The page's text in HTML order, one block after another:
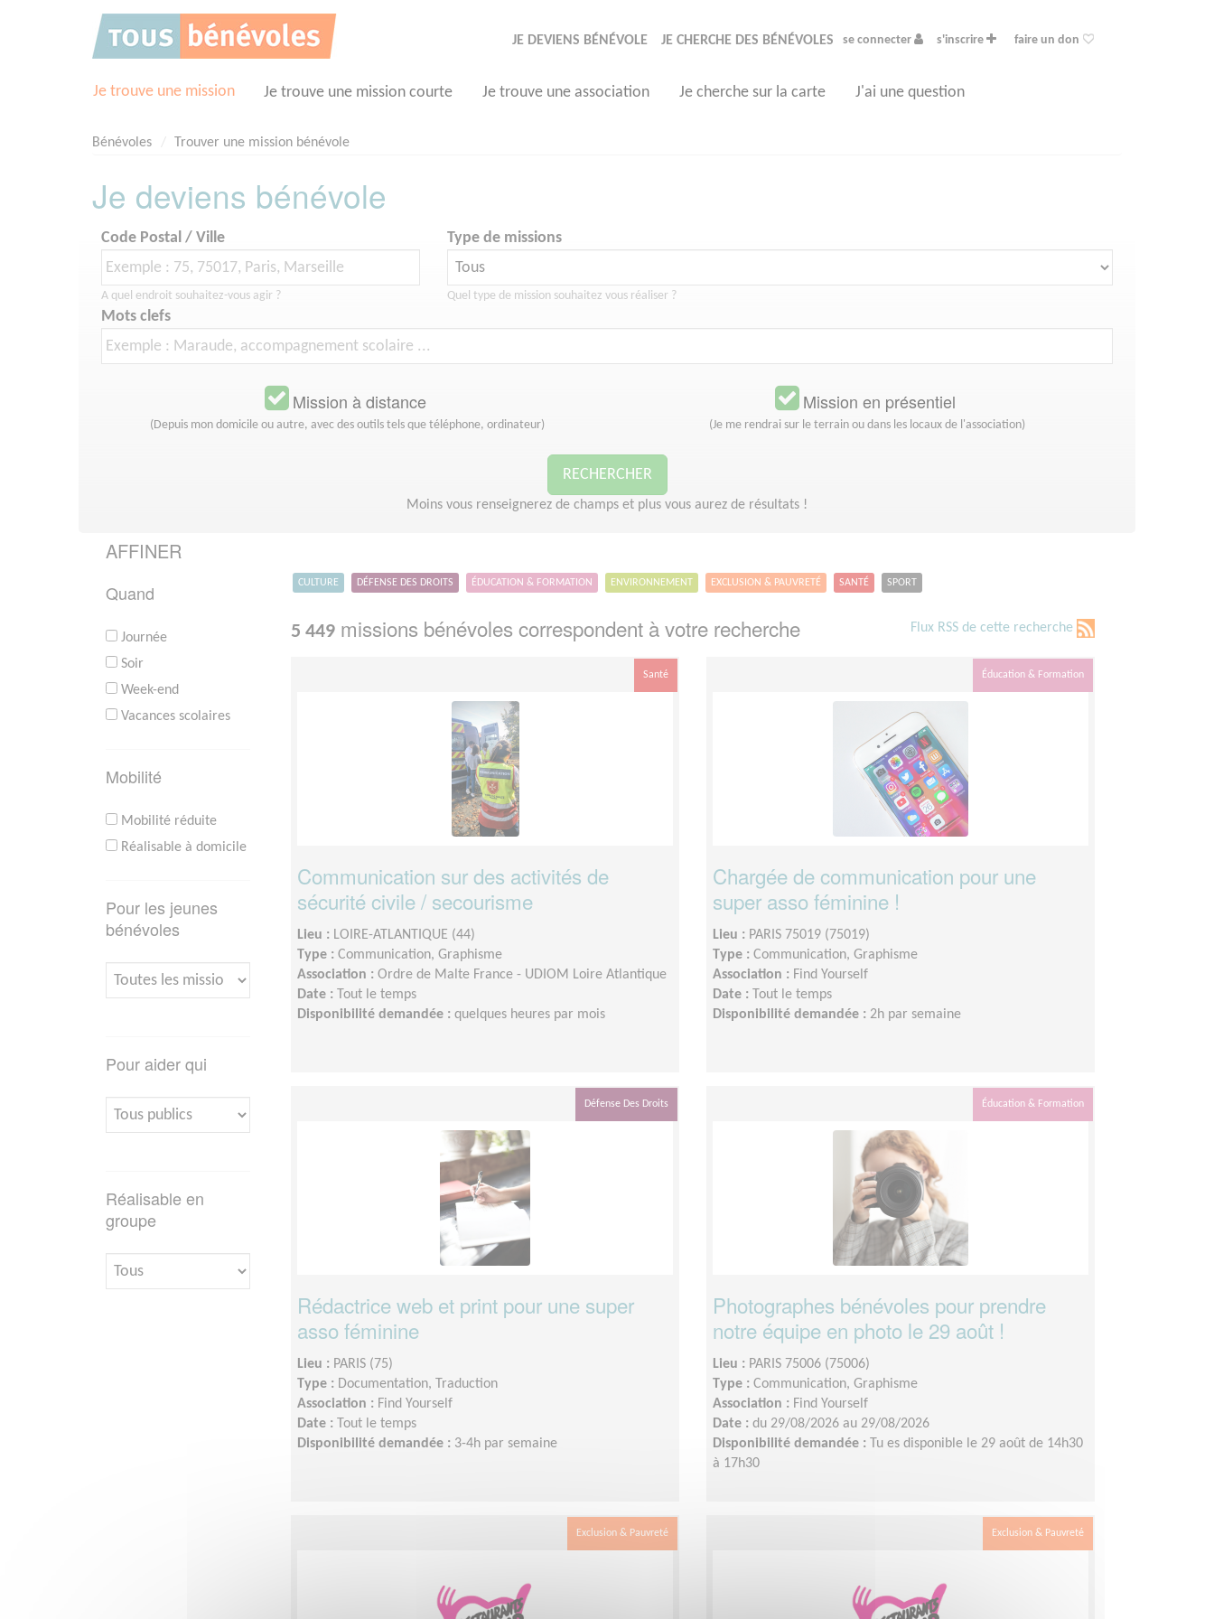
JE DEVIENS BÉNÉVOLE JE CHERCHE DES BÉNÉVOLES se connecter s'inscrire faire un don
Je trouve une mission Je trouve une mission courte Je trouve une association Je cherche sur la carte J'ai une question
Bénévoles Trouver une mission bénévole
Je deviens bénévole
Code Postal / Ville
A quel endroit souhaitez-vous agir ?
Type de missions
Quel type de mission souhaitez vous réaliser ?
Mots clefs
Mission à distance
(Depuis mon domicile ou autre, avec des outils tels que téléphone, ordinateur)
Mission en présentiel
(Je me rendrai sur le terrain ou dans les locaux de l'association)
RECHERCHER
Moins vous renseignerez de champs et plus vous aurez de résultats !
AFFINER
Quand
Journée
Soir
Week-end
Vacances scolaires
Mobilité
Mobilité réduite
Réalisable à domicile
Pour les jeunes
bénévoles
Pour aider qui
Réalisable en
groupe
CULTURE DÉFENSE DES DROITS ÉDUCATION & FORMATION ENVIRONNEMENT EXCLUSION & PAUVRETÉ SANTÉ SPORT
Flux RSS de cette recherche
5 449 missions bénévoles correspondent à votre recherche
Santé
Communication sur des activités de
sécurité civile / secourisme
Lieu : LOIRE-ATLANTIQUE (44)
Type : Communication, Graphisme
Association : Ordre de Malte France - UDIOM Loire Atlantique
Date :
Tout le temps
Disponibilité demandée : quelques heures par mois
Éducation & Formation
Chargée de communication pour une
super asso féminine !
Lieu : PARIS 75019 (75019)
Type : Communication, Graphisme
Association : Find Yourself
Date :
Tout le temps
Disponibilité demandée : 2h par semaine
Défense Des Droits
Rédactrice web et print pour une super
asso féminine
Lieu : PARIS (75)
Type : Documentation, Traduction
Association : Find Yourself
Date :
Tout le temps
Disponibilité demandée : 3-4h par semaine
Éducation & Formation
Photographes bénévoles pour prendre
notre équipe en photo le 29 août !
Lieu : PARIS 75006 (75006)
Type : Communication, Graphisme
Association : Find Yourself
Date : du 29/08/2026 au 29/08/2026
Disponibilité demandée :
Tu es disponible le 29 août de 14h30
à 17h30
Exclusion & Pauvreté Exclusion & Pauvreté